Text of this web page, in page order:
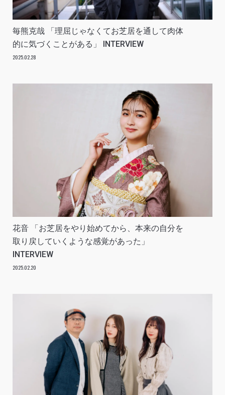
毎熊克哉 「理屈じゃなくてお芝居を通して肉体
的に気づくことがある」 INTERVIEW
2025.02.28
花音 「お芝居をやり始めてから、本来の自分を
取り戻していくような感覚があった」
INTERVIEW
2025.02.20